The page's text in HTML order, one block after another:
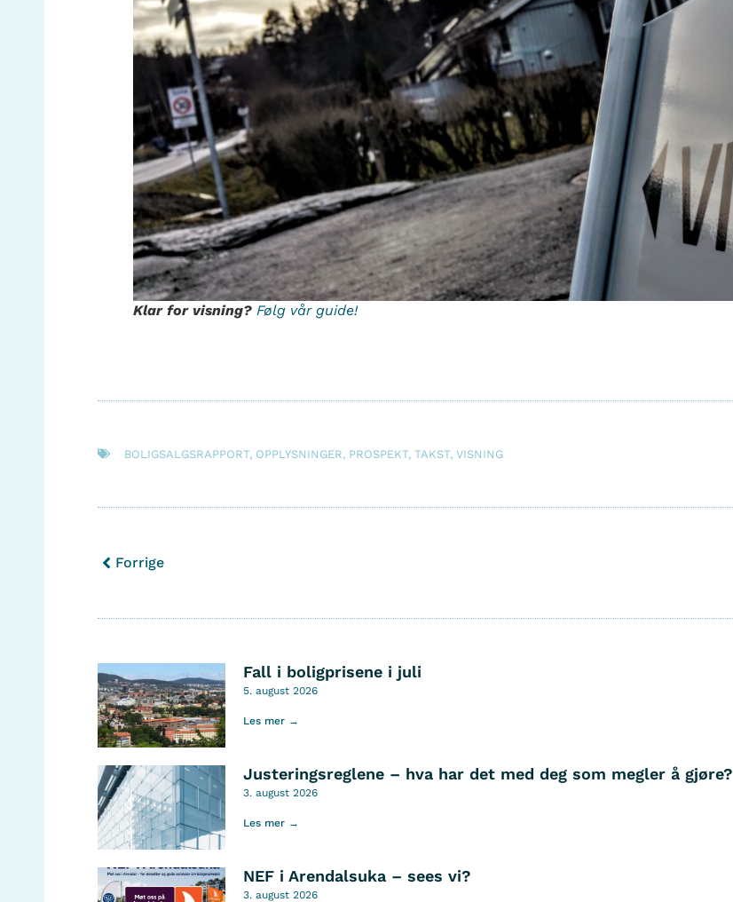
Klar for visning? Følg vår guide!
BOLIGSALGSRAPPORT, OPPLYSNINGER, PROSPEKT, TAKST, VISNING
Forrige
Fall i boligprisene i juli
5. august 2026
Les mer →
Justeringsreglene – hva har det med deg som megler å gjøre?
3. august 2026
Les mer →
NEF i Arendalsuka – sees vi?
3. august 2026